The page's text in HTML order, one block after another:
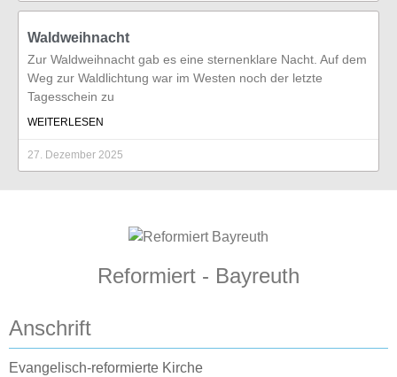
Waldweihnacht
Zur Waldweihnacht gab es eine sternenklare Nacht. Auf dem
Weg zur Waldlichtung war im Westen noch der letzte
Tagesschein zu
WEITERLESEN
27. Dezember 2025
Reformiert - Bayreuth
Anschrift
Evangelisch-reformierte Kirche